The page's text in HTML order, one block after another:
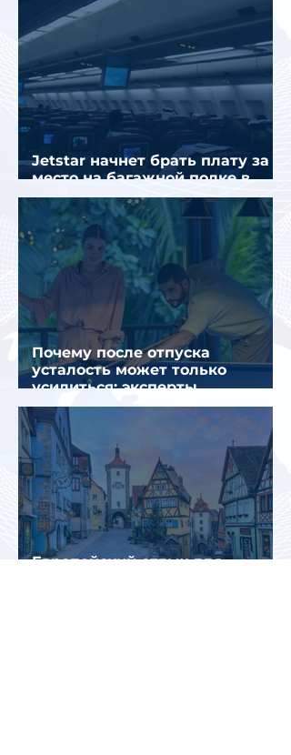
Jetstar начнет брать плату за
место на багажной полке в
салоне самолета
Почему после отпуска
усталость может только
усилиться: эксперты
объяснили причины
Европейский отдых для